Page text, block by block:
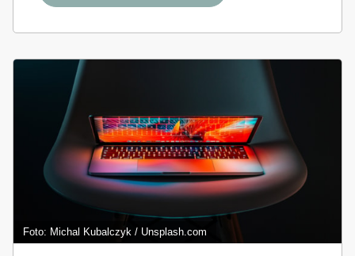
Foto: Michal Kubalczyk / Unsplash.com